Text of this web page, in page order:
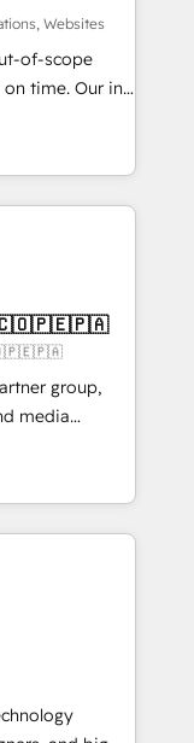
🔹
tech stack
reinforcing
At
Websites
of-scope
Our in-
experts,
handles all
CRMs
CS: Clients
visitors for a
conversion
Award 🏆
AVA Digital
CRM
group,
media
Born in Chile,
reach to
creativity,
end-to-
and digital
in Spanish,
strategies